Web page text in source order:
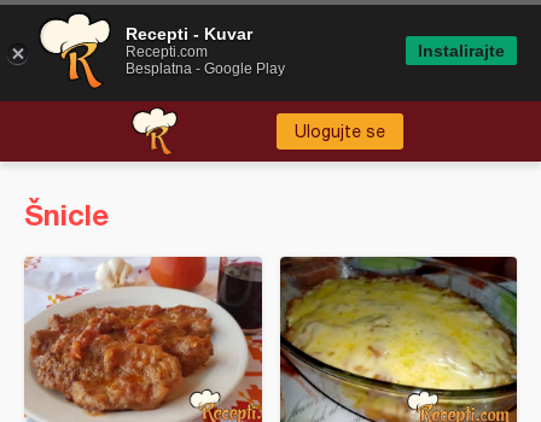
Ulogujte se
Šnicle
Recepti - Kuvar
Recepti.com
Besplatna - Google Play
Instalirajte